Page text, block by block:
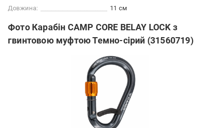
Довжина:
11 см
Фото Карабін CAMP CORE BELAY LOCK з
гвинтовою муфтою Темно-сірий (31560719)